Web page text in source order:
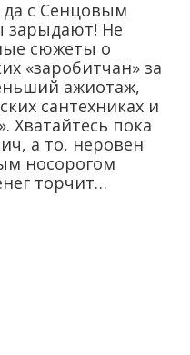
с Сенцовым
зарыдают! Не
сюжеты о
«заробитчан» за
ажиотаж,
сантехниках и
Хватайтесь пока
а то, неровен
носорогом
торчит…